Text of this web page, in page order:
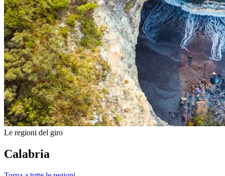
Le regioni del giro
Calabria